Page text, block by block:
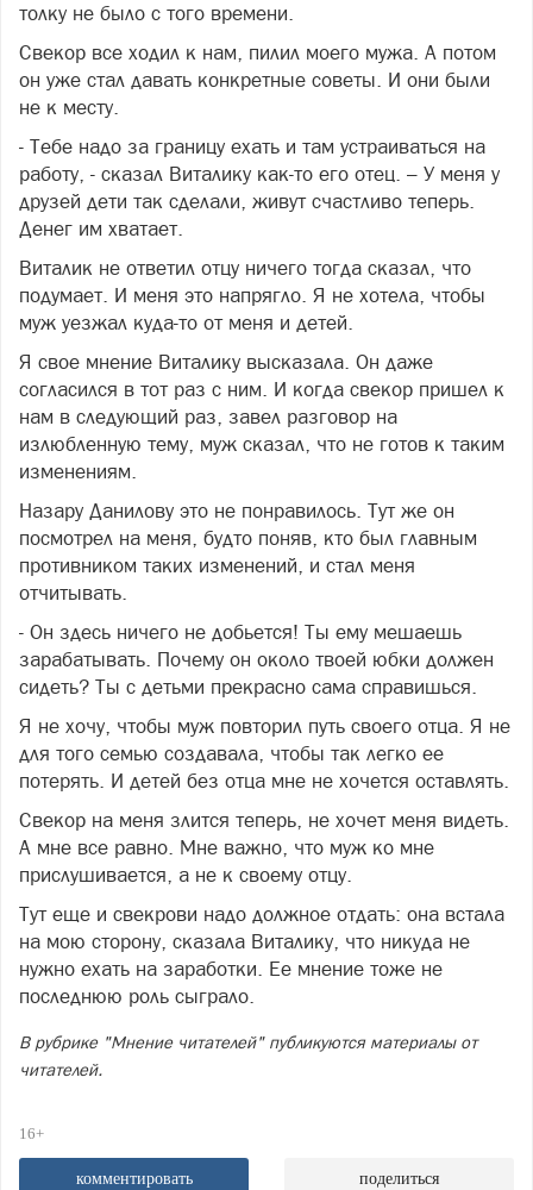
толку не было с того времени.
Свекор все ходил к нам, пилил моего мужа. А потом
он уже стал давать конкретные советы. И они были
не к месту.
- Тебе надо за границу ехать и там устраиваться на
работу, - сказал Виталику как-то его отец. – У меня у
друзей дети так сделали, живут счастливо теперь.
Денег им хватает.
Виталик не ответил отцу ничего тогда сказал, что
подумает. И меня это напрягло. Я не хотела, чтобы
муж уезжал куда-то от меня и детей.
Я свое мнение Виталику высказала. Он даже
согласился в тот раз с ним. И когда свекор пришел к
нам в следующий раз, завел разговор на
излюбленную тему, муж сказал, что не готов к таким
изменениям.
Назару Данилову это не понравилось. Тут же он
посмотрел на меня, будто поняв, кто был главным
противником таких изменений, и стал меня
отчитывать.
- Он здесь ничего не добьется! Ты ему мешаешь
зарабатывать. Почему он около твоей юбки должен
сидеть? Ты с детьми прекрасно сама справишься.
Я не хочу, чтобы муж повторил путь своего отца. Я не
для того семью создавала, чтобы так легко ее
потерять. И детей без отца мне не хочется оставлять.
Свекор на меня злится теперь, не хочет меня видеть.
А мне все равно. Мне важно, что муж ко мне
прислушивается, а не к своему отцу.
Тут еще и свекрови надо должное отдать: она встала
на мою сторону, сказала Виталику, что никуда не
нужно ехать на заработки. Ее мнение тоже не
последнюю роль сыграло.
В рубрике "Мнение читателей" публикуются материалы от
читателей.
16+
комментировать поделиться